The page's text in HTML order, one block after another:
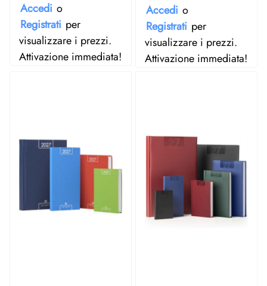
Accedi o
Registrati per
visualizzare i prezzi.
Attivazione immediata!
Accedi o
Registrati per
visualizzare i prezzi.
Attivazione immediata!